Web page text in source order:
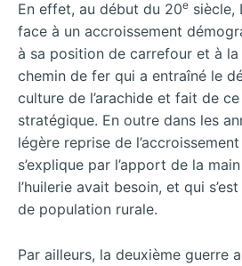
En effet, au début du 20e siècle,
face à un accroissement
à sa position de carrefour et à la
chemin de fer qui a entraîné le
culture de l’arachide et fait de
stratégique. En outre dans les
légère reprise de
s’explique par l’apport de la
l’huilerie avait besoin, et qui
de population rurale.
Par ailleurs, la deuxième guerre